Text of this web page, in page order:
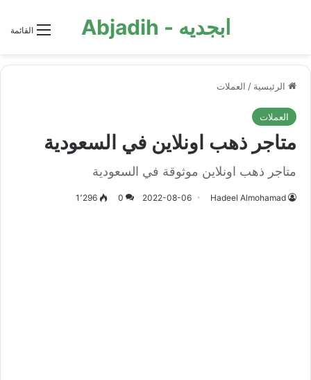
القائمة ابجديه - Abjadih
الرئيسية / العملات
العملات
متاجر ذهب اونلاين في السعودية
متاجر ذهب اونلاين موثوقة في السعودية
Hadeel Almohamad
2022-08-06
0 1٬296